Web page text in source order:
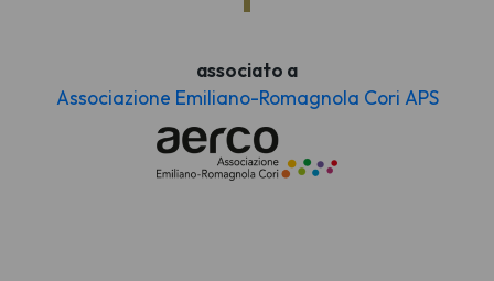
associato a
Associazione Emiliano-Romagnola Cori APS